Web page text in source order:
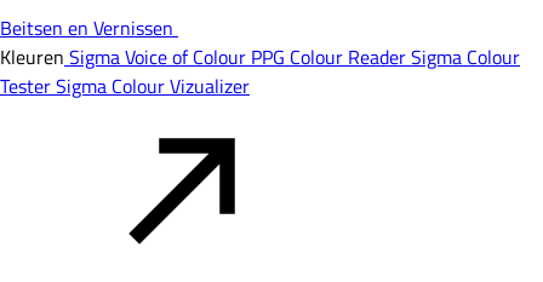
Beitsen en Vernissen
Kleuren Sigma Voice of Colour PPG Colour ReaderSigma Colour
TesterSigma Colour Vizualizer